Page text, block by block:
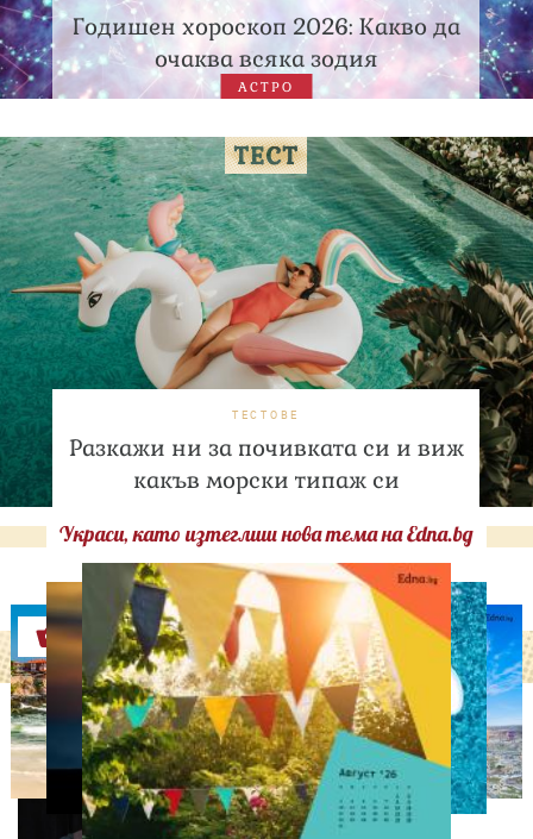
Годишен хороскоп 2026: Какво да
очаква всяка зодия
АСТРО
ТЕСТОВЕ
Разкажи ни за почивката си и виж
какъв морски типаж си
Украси, като изтеглиш нова тема на Edna.bg
Оферти
ИЗВЕСТНИ
Така ли го правиш, тате?“
Дъщерята на Орлин
Павлов го имитира